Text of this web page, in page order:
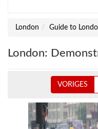
London Guide to
London:
VORIGES